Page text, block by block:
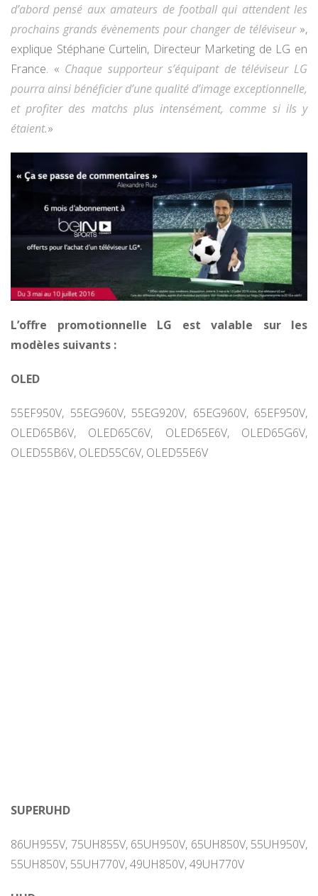
d’abord pensé aux amateurs de football qui attendent les
prochains grands évènements pour changer de téléviseur»,
explique Stéphane Curtelin, Directeur Marketing de LG en
France. « Chaque supporteur s’équipant de téléviseur LG
pourra ainsi bénéficier d’une qualité d’image exceptionnelle,
et profiter des matchs plus intensément, comme si ils y
étaient.»
L’offre promotionnelle LG est valable sur les
modèles suivants :
OLED
55EF950V, 55EG960V, 55EG920V, 65EG960V, 65EF950V,
OLED65B6V, OLED65C6V, OLED65E6V, OLED65G6V,
OLED55B6V, OLED55C6V, OLED55E6V
SUPERUHD
86UH955V, 75UH855V, 65UH950V, 65UH850V, 55UH950V,
55UH850V, 55UH770V, 49UH850V, 49UH770V